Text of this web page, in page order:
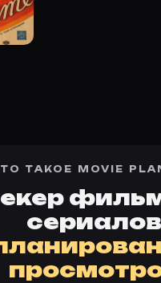
ТАКОЕ MOVIE
сериалов